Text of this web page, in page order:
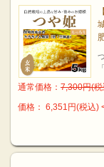
通常価格： 7,300円(税
価格： 6,351円(税込)